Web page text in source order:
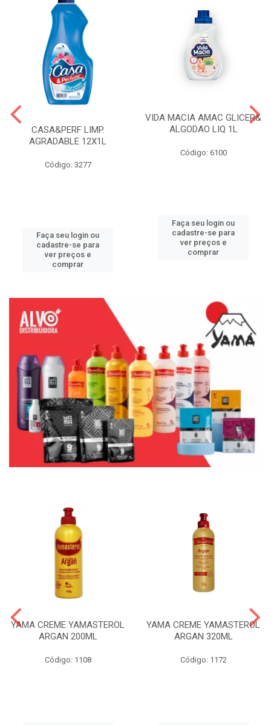
CASA&PERF LIMP.
AGRADABLE 12X1L
Código: 3277
Faça seu login ou
cadastre-se para
ver preços e
comprar
VIDA MACIA AMAC GLICER&
ALGODAO LIQ 1L
Código: 6100
Faça seu login ou
cadastre-se para
ver preços e
comprar
YAMA CREME YAMASTEROL
ARGAN 200ML
Código: 1108
YAMA CREME YAMASTEROL
ARGAN 320ML
Código: 1172